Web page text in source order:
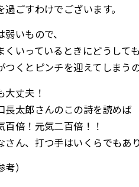
過ごすわけでございます。
弱いもので、
くいっているときにどうして
つくとピンチを迎えてしまう
大丈夫！
長太郎さんのこの詩を読めば
百倍！元気二百倍！！
さん、打つ手はいくらでもあ
考）